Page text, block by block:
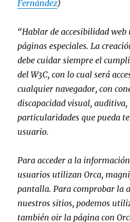
Fernández)
“Hablar de accesibilidad web
páginas especiales. La
debe cuidar siempre el
del W3C, con lo cual será
cualquier navegador, con
discapacidad visual,
particularidades que pueda
usuario.
Para acceder a la
usuarios utilizan Orca,
pantalla. Para comprobar la
nuestros sitios, podemos
también oir la página con